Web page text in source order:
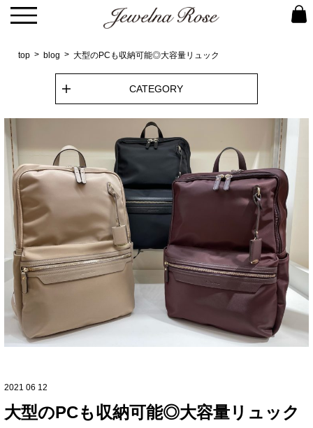
top blog 大型のPCも収納可能◎大容量リュック
CATEGORY
2021 06 12
大型のPCも収納可能◎大容量リュック